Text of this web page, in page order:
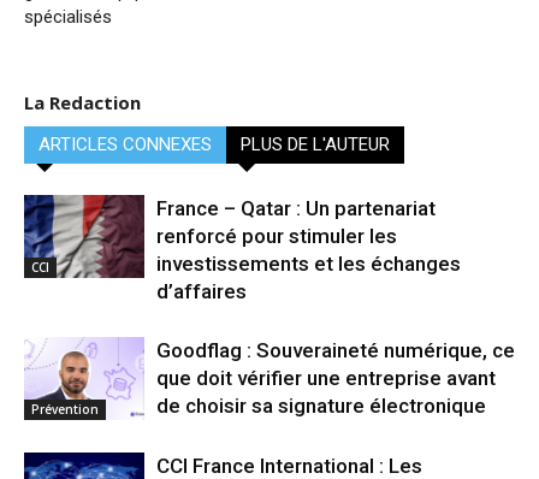
spécialisés
La Redaction
ARTICLES CONNEXES PLUS DE L'AUTEUR
CCI
France – Qatar : Un partenariat
renforcé pour stimuler les
investissements et les échanges
d’affaires
Prévention
Goodflag : Souveraineté numérique, ce
que doit vérifier une entreprise avant
de choisir sa signature électronique
CCI France International : Les